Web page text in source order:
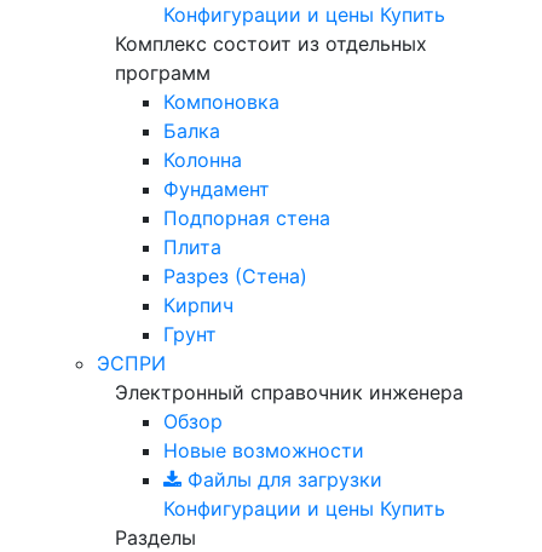
Конфигурации и цены Купить
Комплекс состоит из отдельных
программ
Компоновка
Балка
Колонна
Фундамент
Подпорная стена
Плита
Разрез (Стена)
Кирпич
Грунт
ЭСПРИ
Электронный справочник инженера
Обзор
Новые возможности
Файлы для загрузки
Конфигурации и цены Купить
Разделы